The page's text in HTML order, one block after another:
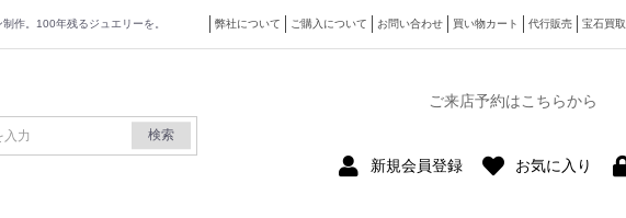
作。100年残るジュエリーを。 弊社について ご購入について お問い合わせ 買い物カート 代行販売 宝石買取
ト
検索
ご来店予約はこちらから
新規会員登録 お気に入り